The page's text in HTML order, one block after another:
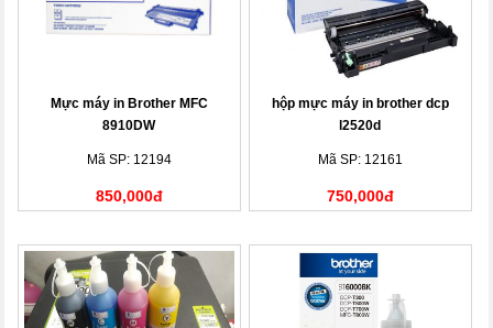
Mực máy in Brother MFC
8910DW
Mã SP: 12194
850,000đ
hộp mực máy in brother dcp
l2520d
Mã SP: 12161
750,000đ